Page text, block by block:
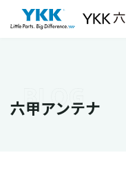
本文までスキップする
六甲アンテナ